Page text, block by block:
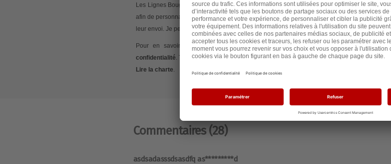
Les Lignes Bougent peut mesurer si et quand j’ouvre ses emails, au moyen de pixels de
afin de personnaliser les contenus proposés et d’optimiser la fréquence ainsi que le moment
leur envoi. Je peux retirer mon consentement à tout moment.
Pour en savoir plus sur ces traitements et sur mes droits, je consulte lapolitique
confidentialité. Tout commentaire doit respecter la charte des contenus de la communauté
Lire la charte.
Commentaires (28)
asdsadasssdsasdfq as*********d